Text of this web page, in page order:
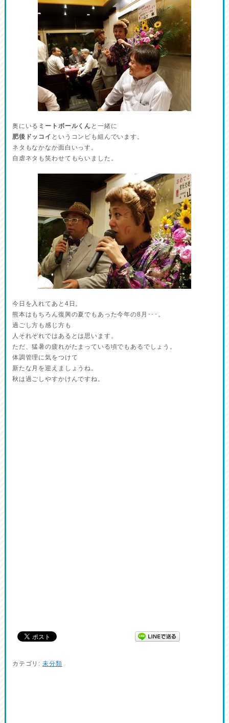
奥にいる ミートボールくん と一緒に
肥後ドッコイ というコンビも組んでいます。
ネタもなかなか面白いっす。
自虐ネタも笑わせてもらいました。
今日を入れてあと4日。
熊本はもちろん復興の夏でもあった今年の8月･･･。
過ごし方も感じ方も
人それぞれではあるとは思います。
ただ、猛暑の疲れがたまっている頃でもあるでしょう。
体調管理に気をつけて
新たな月を迎えましょうね。
秋は過ごしやすかけんですね。
カテゴリ: 未分類